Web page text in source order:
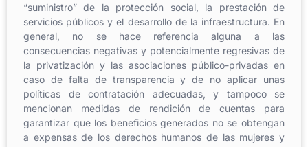
“suministro” de la protección social, la prestación de
servicios públicos y el desarrollo de la infraestructura. En
general, no se hace referencia alguna a las
consecuencias negativas y potencialmente regresivas de
la privatización y las asociaciones público-privadas en
caso de falta de transparencia y de no aplicar unas
políticas de contratación adecuadas, y tampoco se
mencionan medidas de rendición de cuentas para
garantizar que los beneficios generados no se obtengan
a expensas de los derechos humanos de las mujeres y